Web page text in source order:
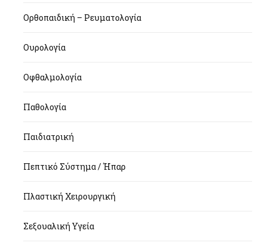
Ορθοπαιδική – Ρευματολογία
Ουρολογία
Οφθαλμολογία
Παθολογία
Παιδιατρική
Πεπτικό Σύστημα / Ήπαρ
Πλαστική Χειρουργική
Σεξουαλική Υγεία